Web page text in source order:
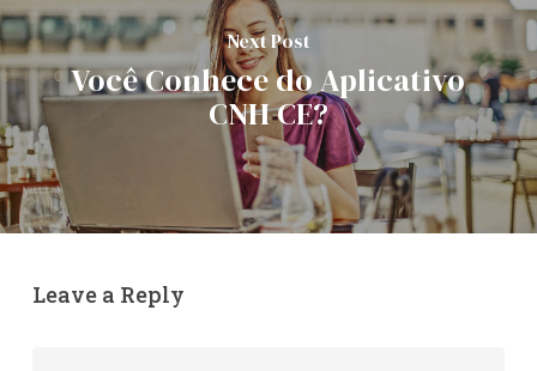
Next Post
Você Conhece do Aplicativo
CNH CE?
Leave a Reply